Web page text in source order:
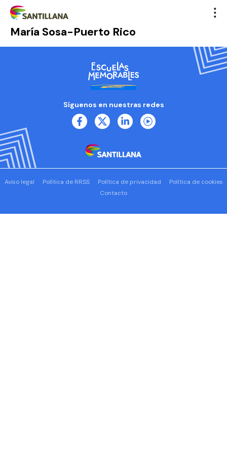
María Sosa-Puerto Rico
Síguenos en nuestras redes
Aviso legal Política de RRSS Política de privacidad
Política de cookies
Contacto